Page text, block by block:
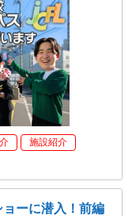
施設紹介
ーに潜入！前編